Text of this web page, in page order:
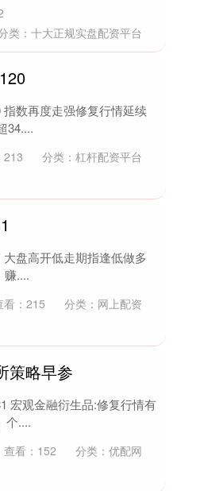
类： 十大正规实盘配资平台
数再度走强修复行情延续
34....
213 分类： 杠杆配资平台
盘高开低走期指逢低做多
赚....
： 215 分类： 网上配资
策略早参
宏观金融衍生品:修复行情有
个....
查看： 152 分类： 优配网